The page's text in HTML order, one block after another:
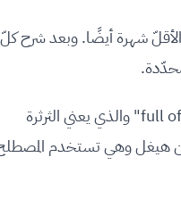
شهرة أيضًا. وبعد شرح كلّ
على سبيل المثال، في واحد من منشورات الحساب، تمّ عرض التعبير الاصطلاحي "full of hot air" والذي يعني الثرثرة
هيغل وهي تستخدم